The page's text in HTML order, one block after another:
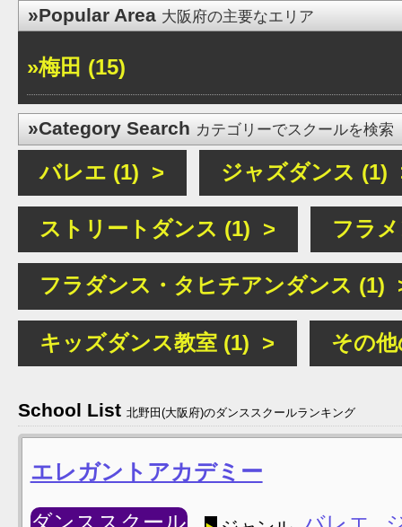
»Popular Area 大阪府の主要なエリア
»梅田 (15)
»Category Search カテゴリーでスクールを検索
バレエ (1) > ジャズダンス (1)
ストリートダンス (1) > フラ
フラダンス・タヒチアンダンス (1)
キッズダンス教室 (1) > その
School List 北野田(大阪府)のダンススクールランキング
エレガントアカデミー